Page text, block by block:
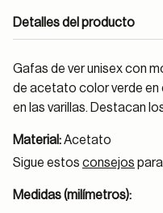
Detalles del producto
Gafas de ver unisex con
de acetato color verde en
en las varillas. Destacan
Material:Acetato
Sigue estos consejos
Medidas (milímetros):